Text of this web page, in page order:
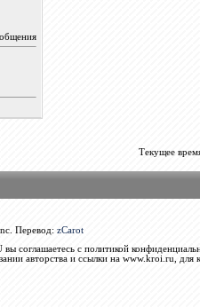
Текущее
Перевод: zCarot
соглашаетесь с политикой
авторства и ссылки на www.kroi.ru, для